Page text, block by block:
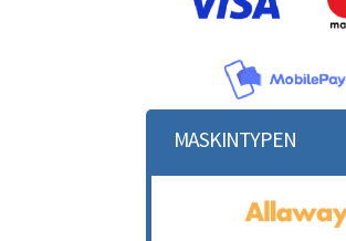
MASKINTYPEN